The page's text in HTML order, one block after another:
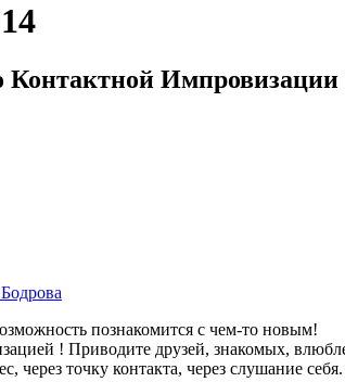
Контактной
познакомится с чем-то новым!
! Приводите друзей, знакомых,
через точку контакта, через слушание себя.